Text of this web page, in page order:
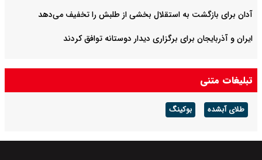
آدان برای بازگشت به استقلال بخشی از طلبش را تخفیف می‌دهد
ایران و آذربایجان برای برگزاری دیدار دوستانه توافق کردند
تبلیغات متنی
طلای آبشده بوکینگ